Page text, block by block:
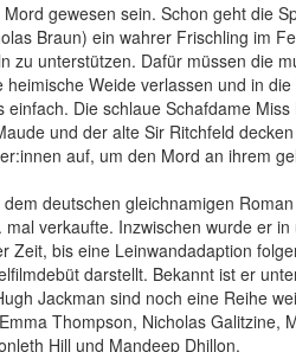
gewesen sein. Schon geht die
Braun) ein wahrer Frischling im
zu unterstützen. Dafür müssen die
Weide verlassen und in
Die schlaue Schafdame
und der alte Sir Ritchfeld
auf, um den Mord an ihrem
deutschen gleichnamigen
verkaufte. Inzwischen wurde er
Zeit, bis eine Leinwandadaption
darstellt. Bekannt ist er
Jackman sind noch eine Reihe
Thompson, Nicholas Galitzine,
Hill und Mandeep Dhillon.